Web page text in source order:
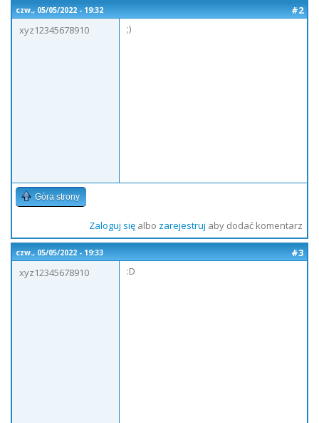
czw., 05/05/2022 - 19:32
#2
xyz12345678910
;)
Góra strony
Zaloguj sięalbo zarejestruj aby dodać komentarz
czw., 05/05/2022 - 19:33
#3
xyz12345678910
:D